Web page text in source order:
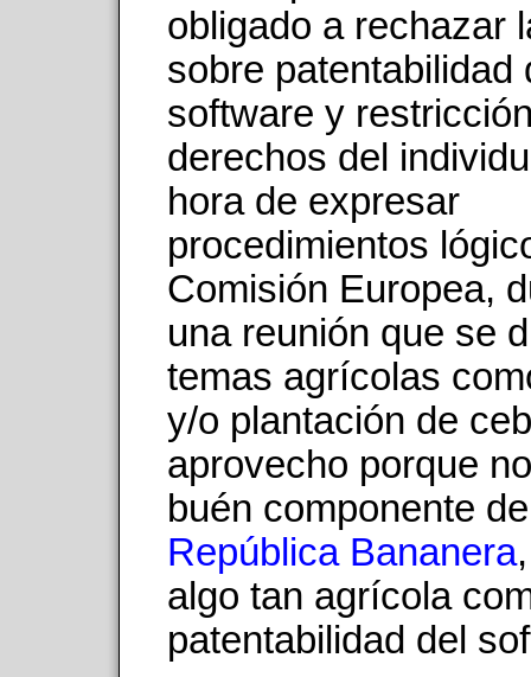
obligado a rechazar
sobre patentabilidad
software y
derechos del
hora de expresar
procedimientos
Comisión Europea,
una reunión que se
temas agrícolas
y/o plantación de
aprovecho porque
buén componente
República Bananera
algo tan agrícola
patentabilidad del